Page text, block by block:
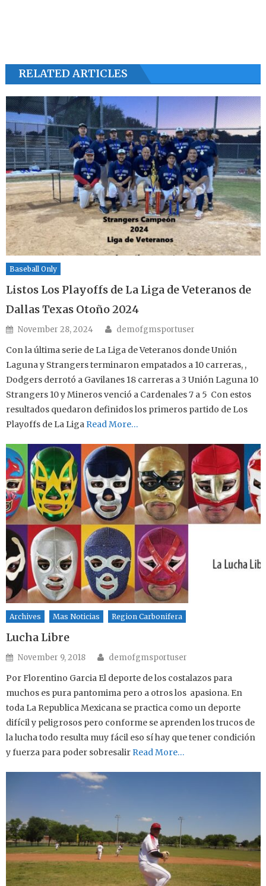
RELATED ARTICLES
Baseball Only
Listos Los Playoffs de La Liga de Veteranos de
Dallas Texas Otoño 2024
Posted on
November 28, 2024 Author
demofgmsportuser
Con la última serie de La Liga de Veteranos donde Unión
Laguna y Strangers terminaron empatados a 10 carreras, ,
Dodgers derrotó a Gavilanes 18 carreras a 3 Unión Laguna 10
Strangers 10 y Mineros venció a Cardenales 7 a 5 Con estos
resultados quedaron definidos los primeros partido de Los
Playoffs de La Liga Read More…
Archives Mas Noticias Region Carbonifera
Lucha Libre
Posted on
November 9, 2018 Author
demofgmsportuser
Por Florentino Garcia El deporte de los costalazos para
muchos es pura pantomima pero a otros los apasiona. En
toda La Republica Mexicana se practica como un deporte
difícil y peligrosos pero conforme se aprenden los trucos de
la lucha todo resulta muy fácil eso sí hay que tener condición
y fuerza para poder sobresalir Read More…